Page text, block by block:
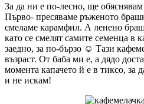
За да ни е по-лесно, ще
Първо- пресяваме ръженото
смеламе карамфил. А ленено
като се смелят самите семенца в
заедно, за по-бързо ☺ Тази
възраст. От баба ми е, а дядо
момента капачето й е в тиксо, за
и не искам!